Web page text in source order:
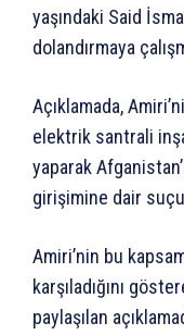
yaşındaki Said
dolandırmaya
Açıklamada,
elektrik santrali
yaparak
girişimine dair
Amiri’nin bu
karşıladığını
paylaşılan